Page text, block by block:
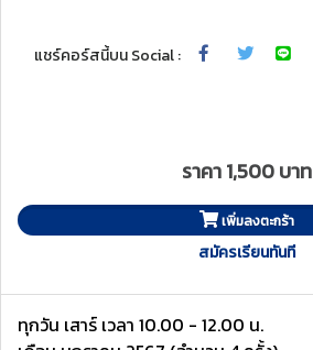
แชร์คอร์สนี้บน Social :
ราคา 1,500 บาท
เพิ่มลงตะกร้า
สมัครเรียนทันที
ทุกวัน เสาร์ เวลา 10.00 - 12.00 น.